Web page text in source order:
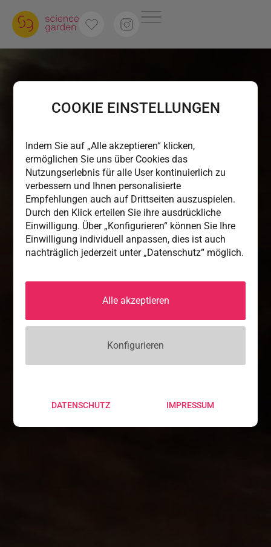
COOKIE EINSTELLUNGEN
Indem Sie auf „Alle akzeptieren“ klicken,
ermöglichen Sie uns über Cookies das
Nutzungserlebnis für alle User kontinuierlich zu
verbessern und Ihnen personalisierte
Empfehlungen auch auf Drittseiten auszuspielen.
Durch den Klick erteilen Sie ihre ausdrückliche
Einwilligung. Über „Konfigurieren“ können Sie Ihre
Einwilligung individuell anpassen, dies ist auch
nachträglich jederzeit unter „Datenschutz“ möglich.
Alle akzeptieren
Konfigurieren
DATENSCHUTZ IMPRESSUM